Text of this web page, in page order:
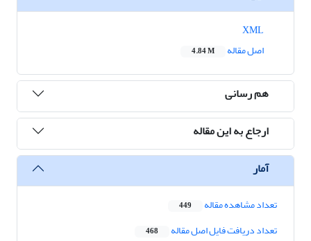
اصل مقاله
4.84 M
هم رسانی
ارجاع به این مقاله
آمار
تعداد مشاهده مقاله 449
تعداد دریافت فایل اصل مقاله 468